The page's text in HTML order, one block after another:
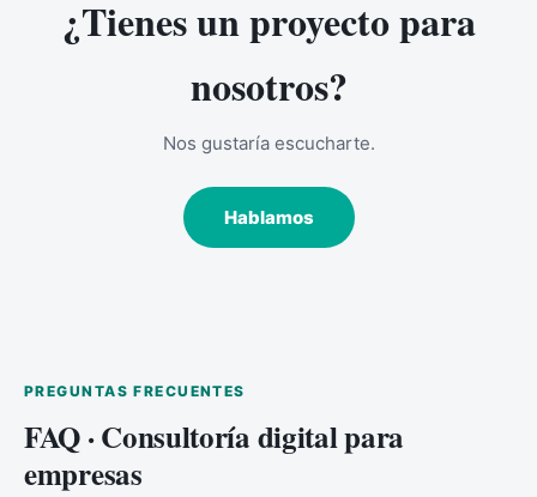
¿Tienes un proyecto para
nosotros?
Nos gustaría escucharte.
Hablamos
PREGUNTAS FRECUENTES
FAQ · Consultoría digital para
empresas